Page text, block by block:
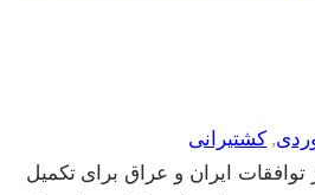
, کشتیرانی
ایران و عراق برای تکمیل